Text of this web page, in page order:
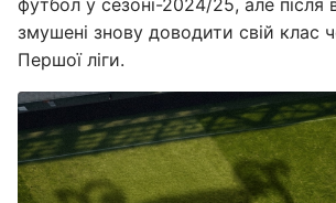
футбол у сезоні-2024/25, але після
змушені знову доводити свій клас
Першої ліги.